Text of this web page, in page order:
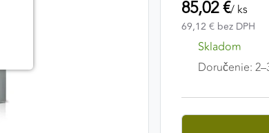
85,02 €/ ks
69,12 € bez DPH
Skladom
Doručenie: